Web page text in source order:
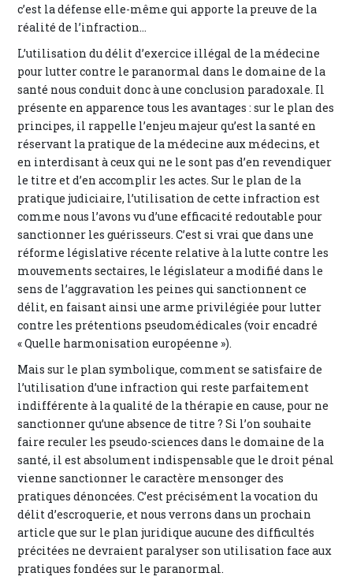
c’est la défense elle-même qui apporte la preuve de la
réalité de l’infraction...
L’utilisation du délit d’exercice illégal de la médecine
pour lutter contre le paranormal dans le domaine de la
santé nous conduit donc à une conclusion paradoxale. Il
présente en apparence tous les avantages : sur le plan des
principes, il rappelle l’enjeu majeur qu’est la santé en
réservant la pratique de la médecine aux médecins, et
en interdisant à ceux qui ne le sont pas d’en revendiquer
le titre et d’en accomplir les actes. Sur le plan de la
pratique judiciaire, l’utilisation de cette infraction est
comme nous l’avons vu d’une efficacité redoutable pour
sanctionner les guérisseurs. C’est si vrai que dans une
réforme législative récente relative à la lutte contre les
mouvements sectaires, le législateur a modifié dans le
sens de l’aggravation les peines qui sanctionnent ce
délit, en faisant ainsi une arme privilégiée pour lutter
contre les prétentions pseudomédicales (voir encadré
« Quelle harmonisation européenne »).
Mais sur le plan symbolique, comment se satisfaire de
l’utilisation d’une infraction qui reste parfaitement
indifférente à la qualité de la thérapie en cause, pour ne
sanctionner qu’une absence de titre ? Si l’on souhaite
faire reculer les pseudo-sciences dans le domaine de la
santé, il est absolument indispensable que le droit pénal
vienne sanctionner le caractère mensonger des
pratiques dénoncées. C’est précisément la vocation du
délit d’escroquerie, et nous verrons dans un prochain
article que sur le plan juridique aucune des difficultés
précitées ne devraient paralyser son utilisation face aux
pratiques fondées sur le paranormal.